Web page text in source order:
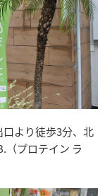
より徒歩3分、北
（プロテイン ラ